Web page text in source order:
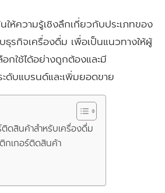
ให้ความรู้เชิงลึกเกี่ยวกับประเภทของ
ธุรกิจเครื่องดื่ม เพื่อเป็นแนวทางให้ผู้
กใช้ได้อย่างถูกต้องและมี
ดับแบรนด์และเพิ่มยอดขาย
ดสินค้าสำหรับเครื่องดื่ม
กเกอร์ติดสินค้า